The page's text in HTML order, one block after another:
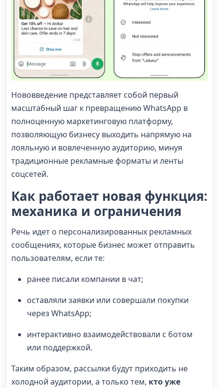
Нововведение представляет собой первый
масштабный шаг к превращению WhatsApp в
полноценную маркетинговую платформу,
позволяющую бизнесу выходить напрямую на
лояльную и вовлеченную аудиторию, минуя
традиционные рекламные форматы и ленты
соцсетей.
Как работает новая функция:
механика и ограничения
Речь идет о персонализированных рекламных
сообщениях, которые бизнес может отправить
пользователям, если те:
ранее писали компании в чат;
оставляли заявки или совершали покупки
через WhatsApp;
интерактивно взаимодействовали с ботом
или поддержкой.
Таким образом, рассылки будут приходить не
холодной аудитории, а только тем, кто уже